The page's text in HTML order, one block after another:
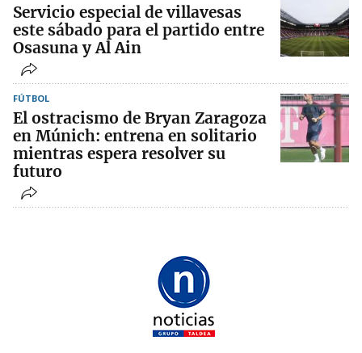
Servicio especial de villavesas
este sábado para el partido entre
Osasuna y Al Ain
FÚTBOL
El ostracismo de Bryan Zaragoza
en Múnich: entrena en solitario
mientras espera resolver su
futuro